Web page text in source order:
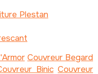
Plestan
Couvreur Begard
Binic Couvreur